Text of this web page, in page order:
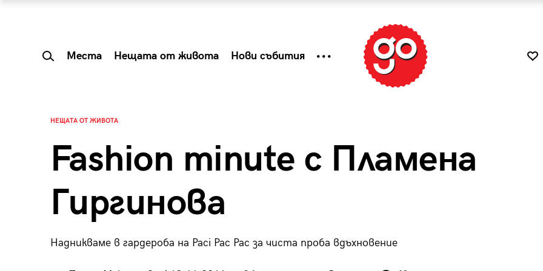
Места Нещата от живота Нови събития
НЕЩАТА ОТ ЖИВОТА
Fashion minute с Пламена
Гиргинова
Надникваме в гардероба на Paci Pac Pac за чиста проба вдъхновение
Summer Prelude: как
Tender is the Wine – Какво